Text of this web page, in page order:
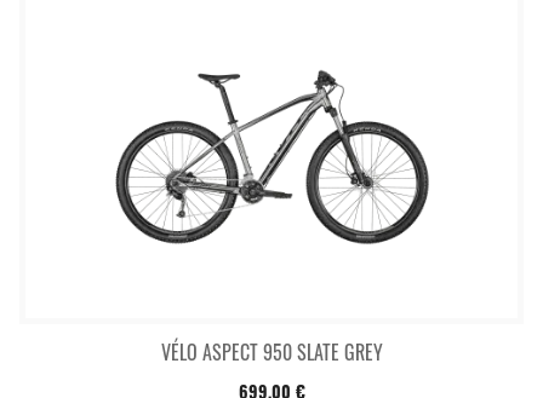
VÉLO ASPECT 950 SLATE GREY
699,00 €